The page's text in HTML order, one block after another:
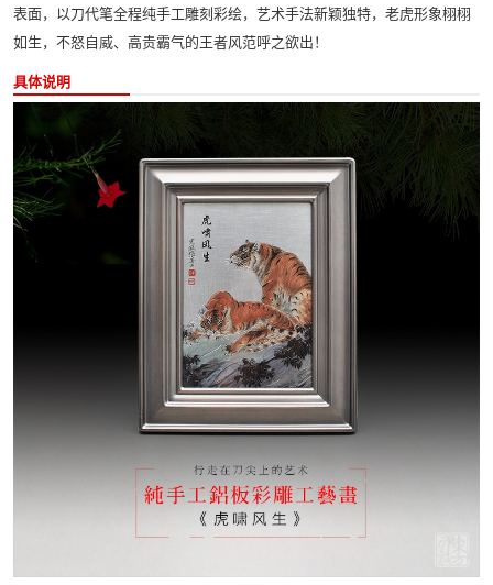
表面，以刀代笔全程纯手工雕刻彩绘，艺术手法新颖独特，老虎形象栩栩
如生，不怒自威、高贵霸气的王者风范呼之欲出！
具体说明